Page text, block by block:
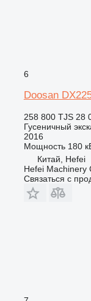
6
Doosan
258 800 TJS 28
Гусеничный
2016
Мощность 180
Китай, Hefei
Hefei Machinery
Связаться с